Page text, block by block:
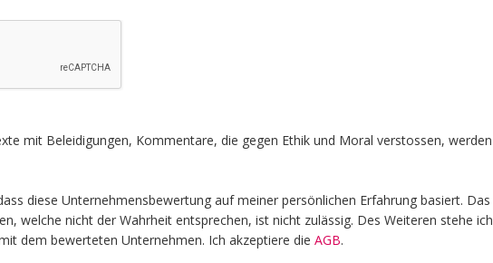
mit Beleidigungen, Kommentare, die gegen Ethik und Moral verstossen, werden
diese Unternehmensbewertung auf meiner persönlichen Erfahrung basiert. Das
welche nicht der Wahrheit entsprechen, ist nicht zulässig. Des Weiteren stehe ich
dem bewerteten Unternehmen. Ich akzeptiere die AGB.